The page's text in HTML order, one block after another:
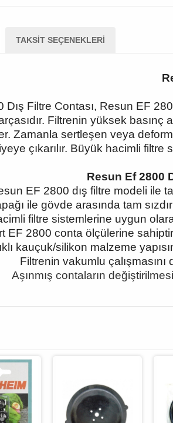
TAKSIT SEÇENEKLERI
Filtre Contası, Resun EF
Filtrenin yüksek basınç
Zamanla sertleşen veya
çıkarılır. Büyük hacimli
Resun Ef 2800
EF 2800 dış filtre modeli ile
ile gövde arasında tam
filtre sistemlerine uygun
EF 2800 conta ölçülerine
kauçuk/silikon malzeme
Filtrenin vakumlu
Aşınmış contaların